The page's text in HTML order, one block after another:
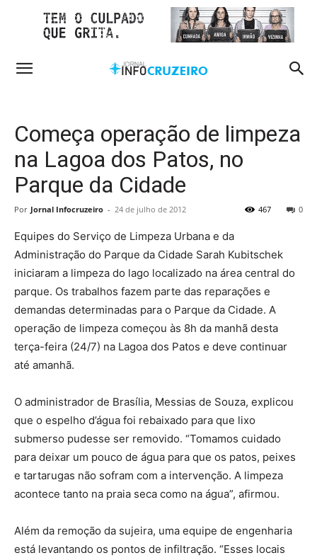
Começa operação de limpeza
na Lagoa dos Patos, no
Parque da Cidade
Por Jornal Infocruzeiro - 24 de julho de 2012 0
467
Equipes do Serviço de Limpeza Urbana e da
Administração do Parque da Cidade Sarah Kubitschek
iniciaram a limpeza do lago localizado na área central do
parque. Os trabalhos fazem parte das reparações e
demandas determinadas para o Parque da Cidade. A
operação de limpeza começou às 8h da manhã desta
terça-feira (24/7) na Lagoa dos Patos e deve continuar
até amanhã.
O administrador de Brasília, Messias de Souza, explicou
que o espelho d’água foi rebaixado para que lixo
submerso pudesse ser removido. “Tomamos cuidado
para deixar um pouco de água para que os patos, peixes
e tartarugas não sofram com a intervenção. A limpeza
acontece tanto na praia seca como na água”, afirmou.
Além da remoção da sujeira, uma equipe de engenharia
está levantando os pontos de infiltração. “Esses locais